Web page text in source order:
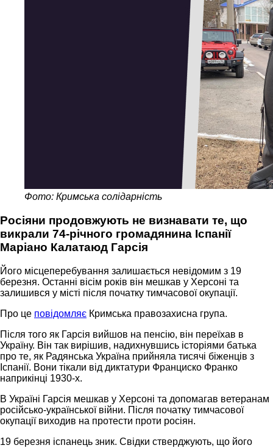
Фото: Кримська солідарність
Росіяни продовжують не визнавати те, що
викрали 74-річного громадянина Іспанії
Маріано Калатаюд Гарсія
Його місцеперебування залишається невідомим з 19
березня. Останні вісім років він мешкав у Херсоні та
залишився у місті після початку тимчасової окупації.
Про це повідомляє Кримська правозахисна група.
Після того як Гарсія вийшов на пенсію, він переїхав в
Україну. Він так вирішив, надихнувшись історіями батька
про те, як Радянська Україна прийняла тисячі біженців з
Іспанії. Вони тікали від диктатури Франциско Франко
наприкінці 1930-х.
В Україні Гарсія мешкав у Херсоні та допомагав ветеранам
російсько-української війни. Після початку тимчасової
окупації виходив на протести проти росіян.
19 березня іспанець зник. Свідки стверджують, що його